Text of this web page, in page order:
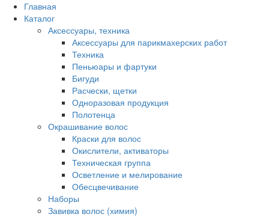
Главная
Каталог
Аксессуары, техника
Аксессуары для парикмахерских работ
Техника
Пеньюары и фартуки
Бигуди
Расчески, щетки
Одноразовая продукция
Полотенца
Окрашивание волос
Краски для волос
Окислители, активаторы
Техническая группа
Осветление и мелирование
Обесцвечивание
Наборы
Завивка волос (химия)